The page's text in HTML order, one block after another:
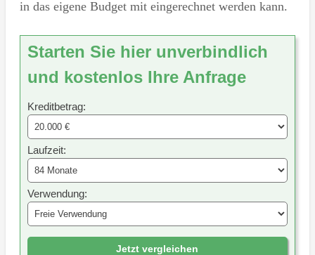
in das eigene Budget mit eingerechnet werden kann.
Starten Sie hier unverbindlich
und kostenlos Ihre Anfrage
Kreditbetrag:
Laufzeit:
Verwendung:
Jetzt vergleichen